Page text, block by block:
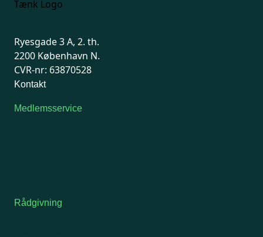
Ryesgade 3 A, 2. th.
2200 København N.
CVR-nr: 63870528
Kontakt
Medlemsservice
Rådgivning